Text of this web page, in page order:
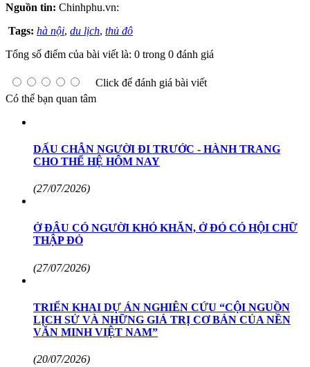
Nguồn tin: Chinhphu.vn:
Tags: hà nội, du lịch, thủ đô
Tổng số điểm của bài viết là: 0 trong 0 đánh giá
Click để đánh giá bài viết
Có thể bạn quan tâm
DẤU CHÂN NGƯỜI ĐI TRƯỚC - HÀNH TRANG
CHO THẾ HỆ HÔM NAY
(27/07/2026)
Ở ĐÂU CÓ NGƯỜI KHÓ KHĂN, Ở ĐÓ CÓ HỘI CHỮ
THẬP ĐỎ
(27/07/2026)
TRIỂN KHAI DỰ ÁN NGHIÊN CỨU “CỘI NGUỒN
LỊCH SỬ VÀ NHỮNG GIÁ TRỊ CƠ BẢN CỦA NỀN
VĂN MINH VIỆT NAM”
(20/07/2026)